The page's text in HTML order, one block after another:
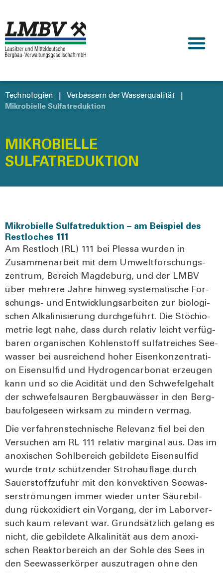
Technologien Verbessern der Wasserqualität
Mikrobielle Sulfatreduktion
MIKROBIELLE
SULFATREDUKTION
Mikrobielle Sulfatreduktion – am Beispiel des
Restloches 111
Am Rest­loch (RL) 111 bei Ples­sa wur­den in
Zusam­men­ar­beit mit dem Umwelt­for­schungs­
zen­trum, Bereich Mag­de­burg, und der LMBV
über meh­re­re Jah­re hin­weg sys­te­ma­ti­sche For­
schungs- und Ent­wick­lungs­ar­bei­ten zur bio­lo­gi­
schen Alka­li­ni­sie­rung durch­ge­führt. Die Stö­chio­
me­trie legt nahe, dass durch rela­tiv leicht ver­füg­
ba­ren orga­ni­schen Koh­len­stoff sul­fatrei­ches See­
was­ser bei aus­rei­chend hoher Eisen­kon­zen­tra­ti­
on Eisen­sul­fid und Hydro­gen­car­bo­nat erzeu­gen
kann und so die Aci­di­tät und den Schwe­fel­ge­halt
der schwe­fel­sau­ren Berg­bau­wäs­ser in den Berg­
bau­fol­ge­seen wirk­sam zu min­dern ver­mag.
Die ver­fah­rens­tech­ni­sche Rele­vanz fiel bei den
Ver­su­chen am RL 111 rela­tiv mar­gi­nal aus. Das im
ano­xi­schen Sohl­be­reich gebil­de­te Eisen­sul­fid
wur­de trotz schüt­zen­der Stro­h­auf­la­ge durch
Sau­er­stoff­zu­fuhr mit den kon­vek­ti­ven See­was­
ser­strö­mun­gen immer wie­der unter Säu­re­bil­
dung rück­oxi­diert ein Vor­gang, der im Labor­ver­
such kaum rele­vant war. Grund­sätz­lich gelang es
nicht, die gebil­de­te Alka­li­ni­tät aus dem ano­xi­
schen Reak­tor­be­reich an der Soh­le des Sees in
den See­was­ser­kör­per aus­zu­tra­gen ohne den